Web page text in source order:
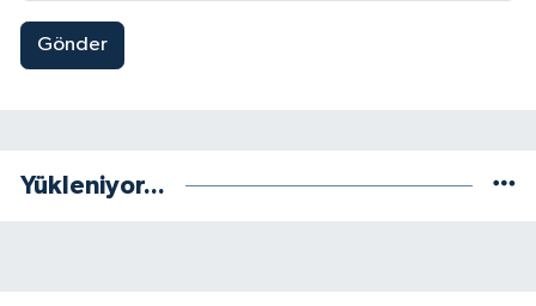
Gönder
Yükleniyor...